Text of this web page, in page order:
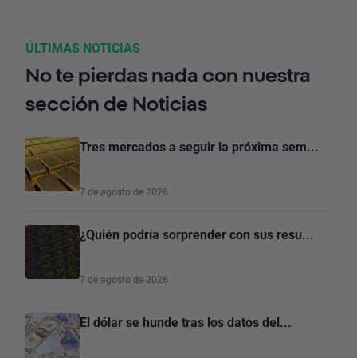
ÚLTIMAS NOTICIAS
No te pierdas nada con nuestra
sección de Noticias
Tres mercados a seguir la próxima sem...
7 de agosto de 2026
¿Quién podría sorprender con sus resu...
7 de agosto de 2026
El dólar se hunde tras los datos del...